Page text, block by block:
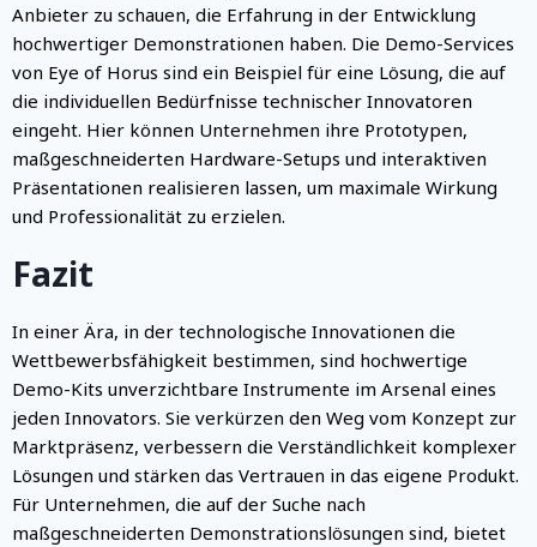
Anbieter zu schauen, die Erfahrung in der Entwicklung
hochwertiger Demonstrationen haben. Die Demo-Services
von Eye of Horus sind ein Beispiel für eine Lösung, die auf
die individuellen Bedürfnisse technischer Innovatoren
eingeht. Hier können Unternehmen ihre Prototypen,
maßgeschneiderten Hardware-Setups und interaktiven
Präsentationen realisieren lassen, um maximale Wirkung
und Professionalität zu erzielen.
Fazit
In einer Ära, in der technologische Innovationen die
Wettbewerbsfähigkeit bestimmen, sind hochwertige
Demo-Kits unverzichtbare Instrumente im Arsenal eines
jeden Innovators. Sie verkürzen den Weg vom Konzept zur
Marktpräsenz, verbessern die Verständlichkeit komplexer
Lösungen und stärken das Vertrauen in das eigene Produkt.
Für Unternehmen, die auf der Suche nach
maßgeschneiderten Demonstrationslösungen sind, bietet